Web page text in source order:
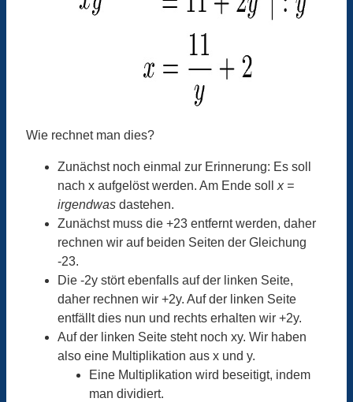
Wie rechnet man dies?
Zunächst noch einmal zur Erinnerung: Es soll
nach x aufgelöst werden. Am Ende soll x =
irgendwas dastehen.
Zunächst muss die +23 entfernt werden, daher
rechnen wir auf beiden Seiten der Gleichung
-23.
Die -2y stört ebenfalls auf der linken Seite,
daher rechnen wir +2y. Auf der linken Seite
entfällt dies nun und rechts erhalten wir +2y.
Auf der linken Seite steht noch xy. Wir haben
also eine Multiplikation aus x und y.
Eine Multiplikation wird beseitigt, indem
man dividiert.